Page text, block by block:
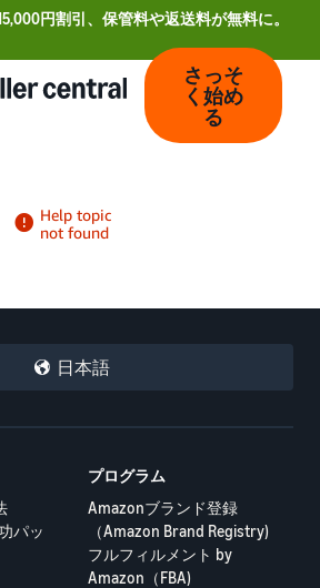
円割引、保管料や返送料が無料に。
さっそ
く始め
る
日本語
パッ
プログラム
Amazonブランド登録
（Amazon Brand Registry)
フルフィルメント by
Amazon（FBA)